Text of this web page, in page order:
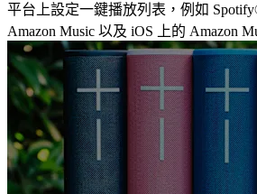
平台上設定一鍵播放列表，例如
Amazon Music 以及 iOS 上的 Amazon